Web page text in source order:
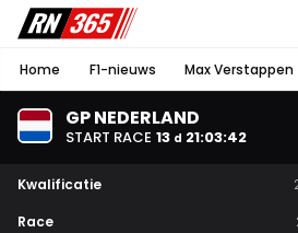
Home F1-nieuws Max Verstappen
GP NEDERLAND
START RACE 13 d 21:03:41
Kwalificatie
Race